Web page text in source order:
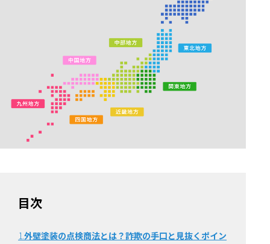
目次
1.外壁塗装の点検商法とは？詐欺の手口と見抜くポイン